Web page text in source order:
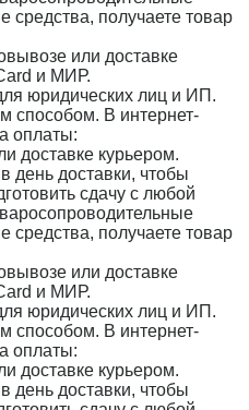
средства, получаете товар
или доставке
и МИР.
юридических лиц и ИП.
способом. В интернет-
оплаты:
доставке курьером.
день доставки, чтобы
сдачу с любой
средства, получаете товар
или доставке
и МИР.
юридических лиц и ИП.
способом. В интернет-
оплаты:
доставке курьером.
день доставки, чтобы